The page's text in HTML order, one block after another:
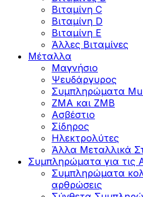
Βιταμίνη C
Βιταμίνη D
Βιταμίνη Ε
Άλλες Βιταμίνες
Μέταλλα
Μαγνήσιο
Ψευδάργυρος
Συμπληρώματα
ZMA και ZMB
Ασβέστιο
Σίδηρος
Ηλεκτρολύτες
Άλλα Mεταλλικά
Συμπληρώματα για τις
Συμπληρώματα
αρθρώσεις